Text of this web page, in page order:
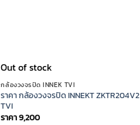
Out of stock
กล้องวงจรปิด INNEK TVI
ราคา กล้องวงจรปิด INNEKT ZKTR204V2
TVI
ราคา9,200